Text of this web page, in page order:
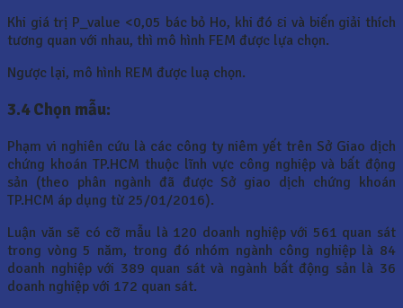
Khi giá trị P_value <0,05 bác bỏ Ho, khi đó εi và biến giải thích
tương quan với nhau, thì mô hình FEM được lựa chọn.
Ngược lại, mô hình REM được luạ chọn.
3.4 Chọn mẫu:
Phạm vi nghiên cứu là các công ty niêm yết trên Sở Giao dịch
chứng khoán TP.HCM thuộc lĩnh vực công nghiệp và bất động
sản (theo phân ngành đã được Sở giao dịch chứng khoán
TP.HCM áp dụng từ 25/01/2016).
Luận văn sẽ có cỡ mẫu là 120 doanh nghiệp với 561 quan sát
trong vòng 5 năm, trong đó nhóm ngành công nghiệp là 84
doanh nghiệp với 389 quan sát và ngành bất động sản là 36
doanh nghiệp với 172 quan sát.